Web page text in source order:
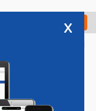
Check in
x